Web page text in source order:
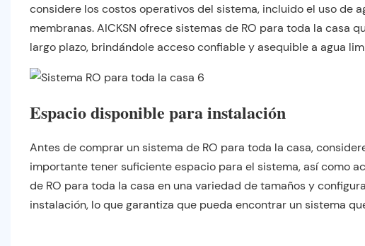
considere los costos operativos del sistema, incluido el uso de
membranas. AICKSN ofrece sistemas de RO para toda la
largo plazo, brindándole acceso confiable y asequible a agua
Espacio disponible para instalación
Antes de comprar un sistema de RO para toda la casa,
importante tener suficiente espacio para el sistema, así como
de RO para toda la casa en una variedad de tamaños y
instalación, lo que garantiza que pueda encontrar un sistema